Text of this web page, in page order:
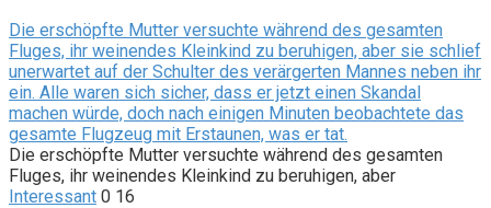
Die erschöpfte Mutter versuchte während des gesamten
Fluges, ihr weinendes Kleinkind zu beruhigen, aber sie schlief
unerwartet auf der Schulter des verärgerten Mannes neben ihr
ein. Alle waren sich sicher, dass er jetzt einen Skandal
machen würde, doch nach einigen Minuten beobachtete das
gesamte Flugzeug mit Erstaunen, was er tat.
Die erschöpfte Mutter versuchte während des gesamten
Fluges, ihr weinendes Kleinkind zu beruhigen, aber
Interessant 0 16